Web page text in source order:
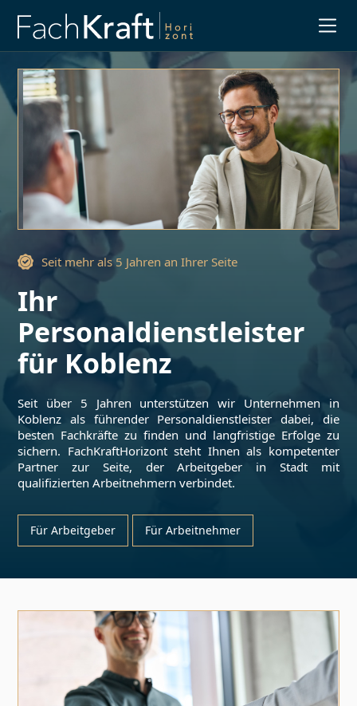
Seit mehr als 5 Jahren an Ihrer Seite
Ihr
Personaldienstleister
für Koblenz
Seit über 5 Jahren unterstützen wir Unternehmen in
Koblenz als führender Personaldienstleister dabei, die
besten Fachkräfte zu finden und langfristige Erfolge zu
sichern. FachKraftHorizont steht Ihnen als kompetenter
Partner zur Seite, der Arbeitgeber in Stadt mit
qualifizierten Arbeitnehmern verbindet.
Für Arbeitgeber Für Arbeitnehmer
Slide 3 of 3.